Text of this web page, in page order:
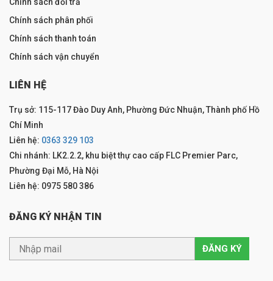
Chính sách phân phối
Chính sách thanh toán
Chính sách vận chuyển
LIÊN HỆ
Trụ sở: 115-117 Đào Duy Anh, Phường Đức Nhuận, Thành phố Hồ
Chí Minh
Liên hệ: 0363 329 103
Chi nhánh: LK2.2.2, khu biệt thự cao cấp FLC Premier Parc,
Phường Đại Mỗ, Hà Nội
Liên hệ: 0975 580 386
ĐĂNG KÝ NHẬN TIN